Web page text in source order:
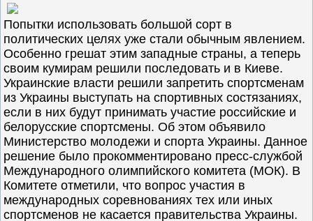
Попытки использовать большой сорт в
политических целях уже стали обычным явлением.
Особенно грешат этим западные страны, а теперь
своим кумирам решили последовать и в Киеве.
Украинские власти решили запретить спортсменам
из Украины выступать на спортивных состязаниях,
если в них будут принимать участие российские и
белорусские спортсмены. Об этом объявило
Министерство молодежи и спорта Украины. Данное
решение было прокомментировано пресс-службой
Международного олимпийского комитета (МОК). В
Комитете отметили, что вопрос участия в
международных соревнованиях тех или иных
спортсменов не касается правительства Украины.